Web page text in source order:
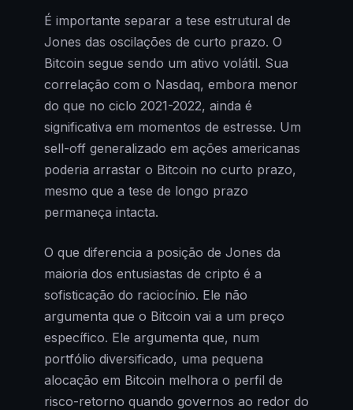
É importante separar a tese estrutural de
Jones das oscilações de curto prazo. O
Bitcoin segue sendo um ativo volátil. Sua
correlação com o Nasdaq, embora menor
do que no ciclo 2021-2022, ainda é
significativa em momentos de estresse. Um
sell-off generalizado em ações americanas
poderia arrastar o Bitcoin no curto prazo,
mesmo que a tese de longo prazo
permaneça intacta.
O que diferencia a posição de Jones da
maioria dos entusiastas de cripto é a
sofisticação do raciocínio. Ele não
argumenta que o Bitcoin vai a um preço
específico. Ele argumenta que, num
portfólio diversificado, uma pequena
alocação em Bitcoin melhora o perfil de
risco-retorno quando governos ao redor do